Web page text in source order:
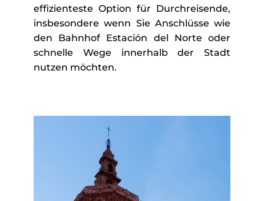
effizienteste Option für Durchreisende,
insbesondere wenn Sie Anschlüsse wie
den Bahnhof Estación del Norte oder
schnelle Wege innerhalb der Stadt
nutzen möchten.